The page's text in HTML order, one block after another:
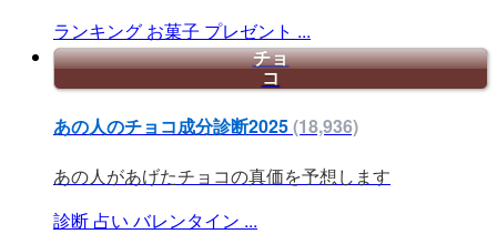
ランキング お菓子 プレゼント ...
チョ
コ
あの人のチョコ成分診断2025(18,936)
あの人があげたチョコの真価を予想します
診断 占い バレンタイン ...